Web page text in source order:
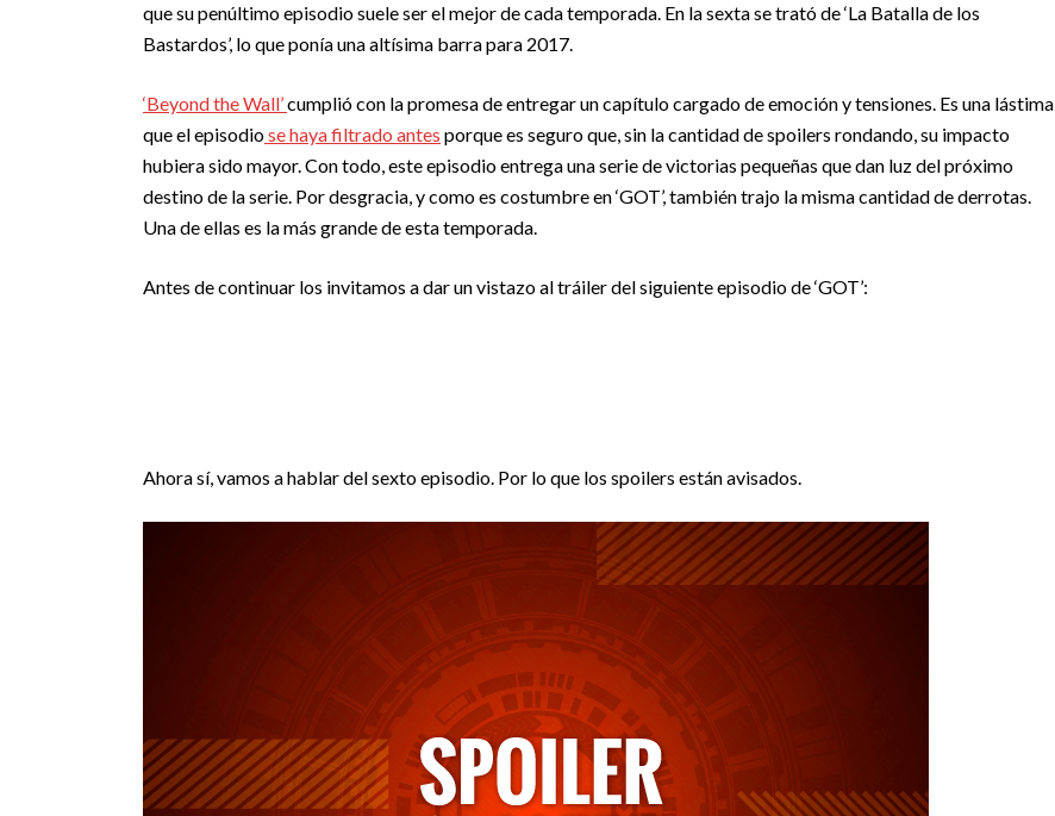
que su penúltimo episodio suele ser el mejor de cada temporada. En la sexta se trató de ‘La Batalla de los
Bastardos’, lo que ponía una altísima barra para 2017.
‘Beyond the Wall’cumplió con la promesa de entregar un capítulo cargado de emoción y tensiones. Es una lástima
que el episodiose haya filtrado antes porque es seguro que, sin la cantidad de spoilers rondando, su impacto
hubiera sido mayor. Con todo, este episodio entrega una serie de victorias pequeñas que dan luz del próximo
destino de la serie. Por desgracia, y como es costumbre en ‘GOT’, también trajo la misma cantidad de derrotas.
Una de ellas es la más grande de esta temporada.
Antes de continuar los invitamos a dar un vistazo al tráiler del siguiente episodio de ‘GOT’:
Ahora sí, vamos a hablar del sexto episodio. Por lo que los spoilers están avisados.